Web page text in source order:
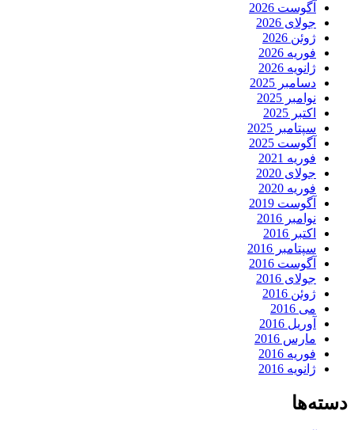
آگوست 2026
جولای 2026
ژوئن 2026
فوریه 2026
ژانویه 2026
دسامبر 2025
نوامبر 2025
اکتبر 2025
سپتامبر 2025
آگوست 2025
فوریه 2021
جولای 2020
فوریه 2020
آگوست 2019
نوامبر 2016
اکتبر 2016
سپتامبر 2016
آگوست 2016
جولای 2016
ژوئن 2016
می 2016
آوریل 2016
مارس 2016
فوریه 2016
ژانویه 2016
دسته‌ها